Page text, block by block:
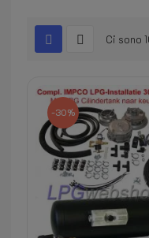
Ci sono
-30%